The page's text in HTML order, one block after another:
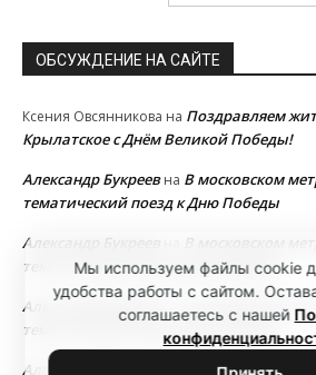
ОБСУЖДЕНИЕ НА САЙТЕ
Ксения Овсянникова на Поздравляем
Крылатское с Днём Великой Победы!
Александр Букреевна В московском
тематический поезд к Дню Победы
Александр Букреев
В московском
тематический поезд к Дню Победы
Александр Букреев
В московском
тематический поезд к Дню Победы
Александр Букреев
В московском
Мы используем файлы cookie
удобства работы с сайтом.
соглашаетесь с нашей